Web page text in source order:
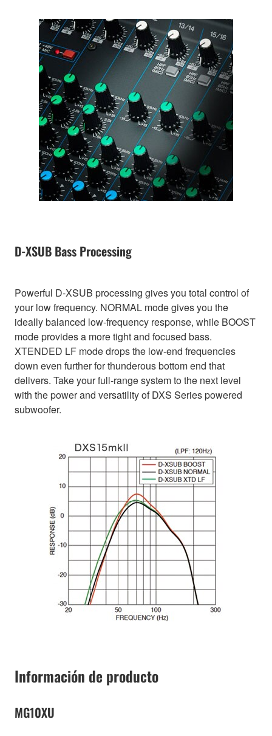
D-XSUB Bass Processing
Powerful D-XSUB processing gives you total control of
your low frequency. NORMAL mode gives you the
ideally balanced low-frequency response, while BOOST
mode provides a more tight and focused bass.
XTENDED LF mode drops the low-end frequencies
down even further for thunderous bottom end that
delivers. Take your full-range system to the next level
with the power and versatility of DXS Series powered
subwoofer.
Información de producto
MG10XU